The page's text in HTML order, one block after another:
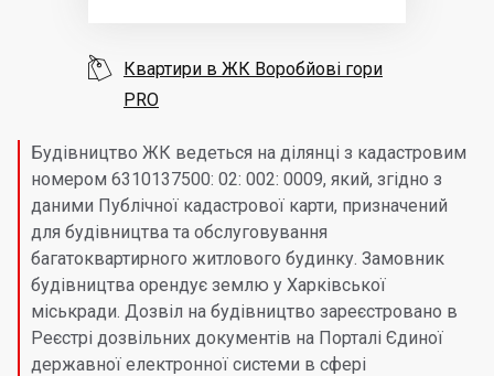
Будівництво ЖК ведеться на ділянці з кадастровим
номером 6310137500: 02: 002: 0009, який, згідно з
даними Публічної кадастрової карти, призначений
для будівництва та обслуговування
багатоквартирного житлового будинку. Замовник
будівництва орендує землю у Харківської
міськради. Дозвіл на будівництво зареєстровано в
Реєстрі дозвільних документів на Порталі Єдиної
державної електронної системи в сфері
 Квартири в ЖК Воробйовi гори
PRO